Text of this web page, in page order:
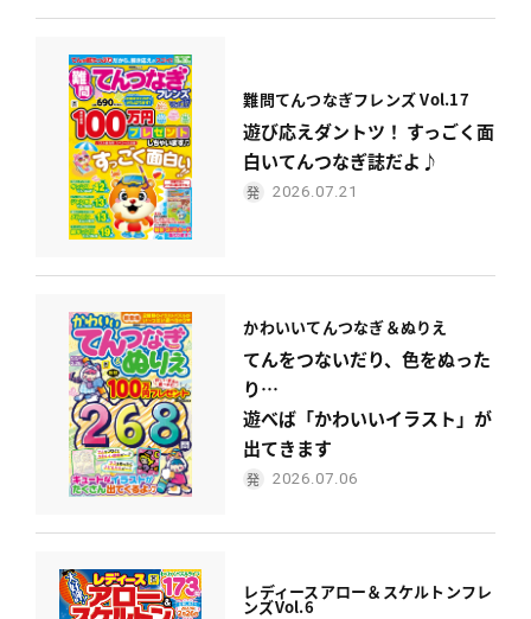
難問てんつなぎフレンズ Vol.17
遊び応えダントツ！ すっごく面
白いてんつなぎ誌だよ♪
2026.07.21
かわいいてんつなぎ＆ぬりえ
てんをつないだり、色をぬった
り…
遊べば「かわいいイラスト」が
出てきます
2026.07.06
レディース アロー＆スケルトンフレ
ンズVol.6